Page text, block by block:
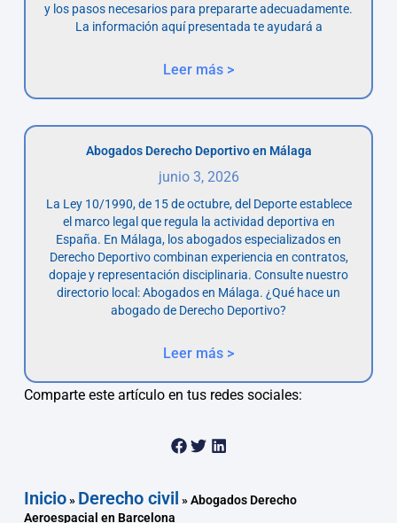
y los pasos necesarios para prepararte adecuadamente.
La información aquí presentada te ayudará a
Leer más >
Abogados Derecho Deportivo en Málaga
junio 3, 2026
La Ley 10/1990, de 15 de octubre, del Deporte establece
el marco legal que regula la actividad deportiva en
España. En Málaga, los abogados especializados en
Derecho Deportivo combinan experiencia en contratos,
dopaje y representación disciplinaria. Consulte nuestro
directorio local: Abogados en Málaga. ¿Qué hace un
abogado de Derecho Deportivo?
Leer más >
Comparte este artículo en tus redes sociales:
Inicio» Derecho civil »Abogados Derecho
Aeroespacial en Barcelona